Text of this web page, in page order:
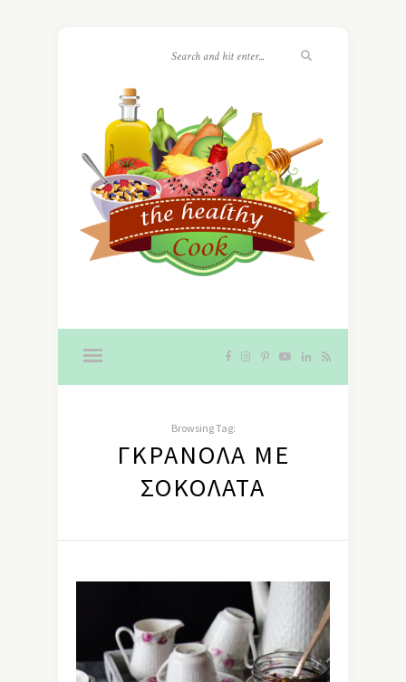
Browsing Tag:
ΓΚΡΑΝΌΛΑ ΜΕ
ΣΟΚΟΛΆΤΑ